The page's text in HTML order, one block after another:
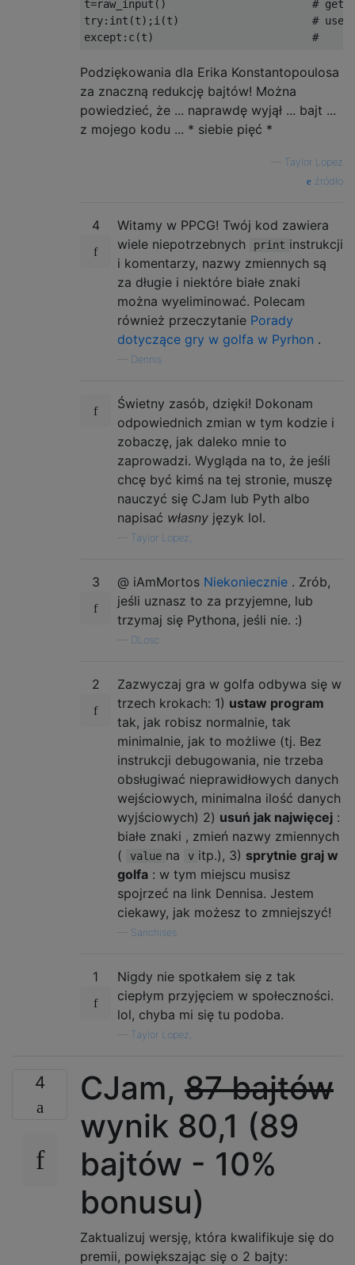
t=raw_input()                       # get
try:int(t);i(t)                     # use try
Podziękowania dla Erika Konstantopoulosa
za znaczną redukcję bajtów! Można
powiedzieć, że ... naprawdę wyjął ... bajt ...
z mojego kodu ... * siebie pięć *
Taylor Lopez
źródło
4
Witamy w PPCG! Twój kod zawiera
wiele niepotrzebnych
print instrukcji
i komentarzy, nazwy zmiennych są
za długie i niektóre białe znaki
można wyeliminować. Polecam
również przeczytanie Porady
dotyczące gry w golfa w Pyrhon .
Dennis
Świetny zasób, dzięki! Dokonam
odpowiednich zmian w tym kodzie i
zobaczę, jak daleko mnie to
zaprowadzi. Wygląda na to, że jeśli
chcę być kimś na tej stronie, muszę
nauczyć się CJam lub Pyth albo
napisać własny język lol.
Taylor Lopez,
3 @ iAmMortos Niekoniecznie . Zrób,
jeśli uznasz to za przyjemne, lub
trzymaj się Pythona, jeśli nie. :)
DLosc
2
Zazwyczaj gra w golfa odbywa się w
trzech krokach: 1) ustaw program
tak, jak robisz normalnie, tak
minimalnie, jak to możliwe (tj. Bez
instrukcji debugowania, nie trzeba
obsługiwać nieprawidłowych danych
wejściowych, minimalna ilość danych
wyjściowych) 2) usuń jak najwięcej :
białe znaki , zmień nazwy zmiennych
(
value na v itp.), 3) sprytnie graj w
golfa : w tym miejscu musisz
spojrzeć na link Dennisa. Jestem
ciekawy, jak możesz to zmniejszyć!
Sanchises
1
Nigdy nie spotkałem się z tak
ciepłym przyjęciem w społeczności.
lol, chyba mi się tu podoba.
Taylor Lopez,
4 CJam, 87 bajtów
wynik 80,1 (89
bajtów - 10%
bonusu)
Zaktualizuj wersję, która kwalifikuje się do
premii, powiększając się o 2 bajty: